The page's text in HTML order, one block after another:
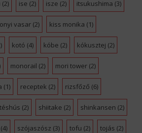
(2) ise (2) isze (2) itsukushima (3)
vasar(2) kiss monika (1)
kotó (4) kóbe (2) kókusztej (2)
monorail (2) mori tower(2)
(1) receptek (2) rizsfőző (6)
(2) shiitake (2) shinkansen (2)
(4) szójaszósz (3) tofu (2) tojás (2)